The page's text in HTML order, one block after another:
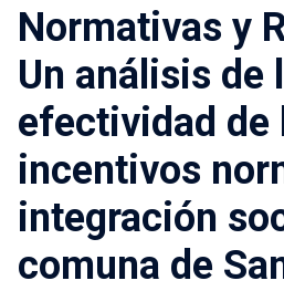
FACULTAD DE ARQUITECTURA,
Normativas y
Un análisis de
efectividad de
incentivos
integración
comuna de